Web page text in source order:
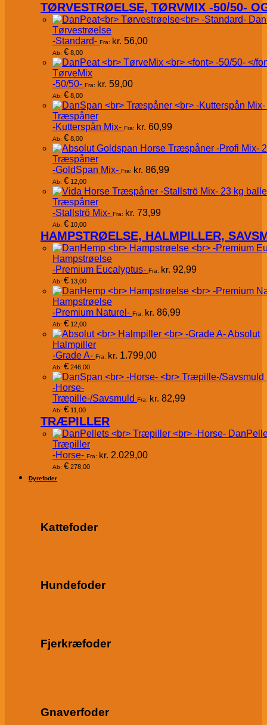
TØRVESTRØELSE, TØRVMIX -50/50-
Tørvestrøelse
-Standard- Fra: kr. 56,00
Ab: € 8,00
TørveMix
-50/50- Fra: kr. 59,00
Ab: € 8,00
Træspåner
-Kutterspån Mix- Fra: kr. 60,99
Ab: € 8,00
Træspåner
-GoldSpan Mix- Fra: kr. 86,99
Ab: € 12,00
Træspåner
-Stallströ Mix- Fra: kr. 73,99
Ab: € 10,00
HAMPSTRØELSE, HALMPILLER,
Hampstrøelse
-Premium Eucalyptus- Fra: kr. 92,99
Ab: € 13,00
Hampstrøelse
-Premium Naturel- Fra: kr. 86,99
Ab: € 12,00
Absolut
Halmpiller
-Grade A- Fra: kr. 1.799,00
Ab: € 246,00
-Horse-
Træpille-/Savsmuld Fra: kr. 82,99
Ab: € 11,00
TRÆPILLER
Træpiller
-Horse- Fra: kr. 2.029,00
Ab: € 278,00
Dyrefoder
Kattefoder
Hundefoder
Fjerkræfoder
Gnaverfoder